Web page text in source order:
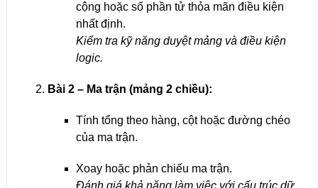
cộng hoặc số phần tử thỏa mãn điều kiện
nhất định.
Kiểm tra kỹ năng duyệt mảng và điều kiện
logic.
Bài 2 – Ma trận (mảng 2 chiều):
Tính tổng theo hàng, cột hoặc đường chéo
của ma trận.
Xoay hoặc phản chiếu ma trận.